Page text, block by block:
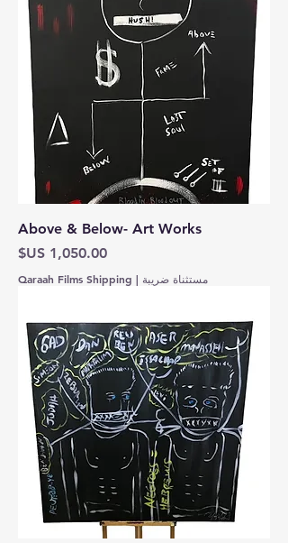
Above & Below- Art Works
السعر
مستثناة ضريبة |
Qaraah Films Shipping